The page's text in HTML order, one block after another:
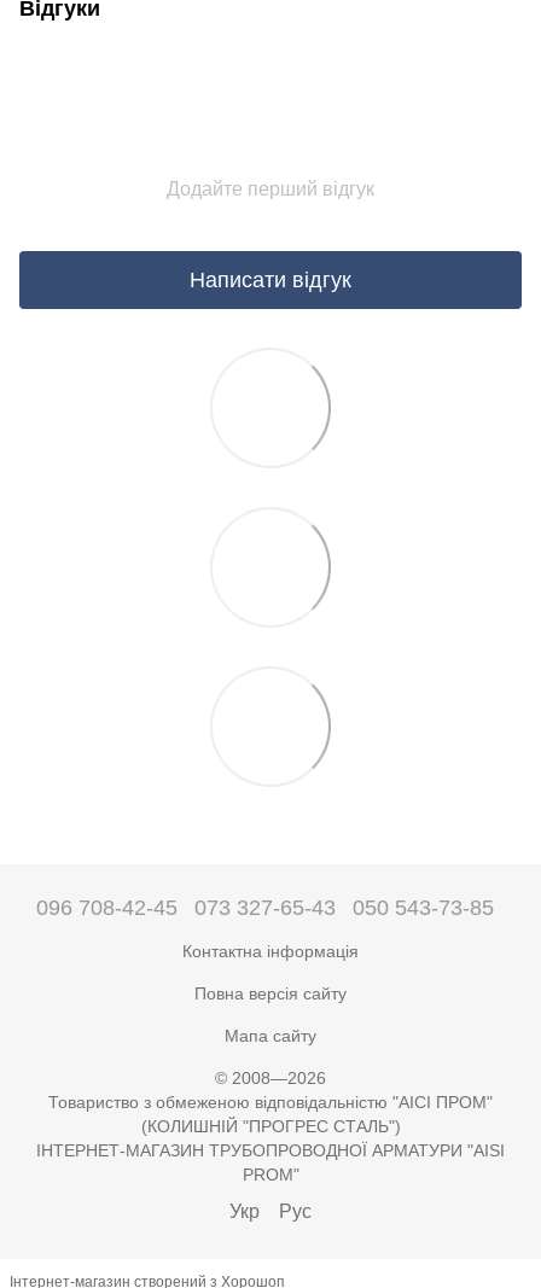
Відгуки
Додайте перший відгук
Написати відгук
096 708-42-45 073 327-65-43 050 543-73-85
Контактна інформація
Повна версія сайту
Мапа сайту
© 2008—2026
Товариство з обмеженою відповідальністю "АІСІ ПРОМ"
(КОЛИШНІЙ "ПРОГРЕС СТАЛЬ")
ІНТЕРНЕТ-МАГАЗИН ТРУБОПРОВОДНОЇ АРМАТУРИ "AISI
PROM"
Укр Рус
Інтернет-магазин створений з Хорошоп